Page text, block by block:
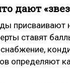
дают
присваивают
ставят
определяют